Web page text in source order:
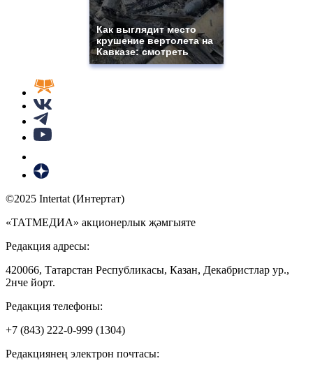
Как выглядит место
крушение вертолета на
Кавказе: смотреть
©2025 Intertat (Интертат)
«ТАТМЕДИА» акционерлык җәмгыяте
Редакция адресы:
420066, Татарстан Республикасы, Казан, Декабристлар ур.,
2нче йорт.
Редакция телефоны:
+7 (843) 222-0-999 (1304)
Редакциянең электрон почтасы: